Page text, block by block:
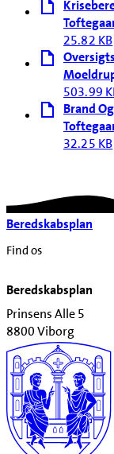
25.82 KB
503.99
Brand
32.25 KB
Beredskabsplan
Find os
Beredskabsplan
Prinsens Alle 5
8800 Viborg